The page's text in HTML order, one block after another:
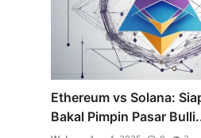
Ethereum vs Solana:
Bakal Pimpin Pasar